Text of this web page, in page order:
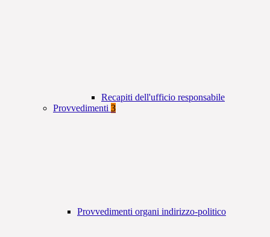
Recapiti dell'ufficio responsabile
Provvedimenti 3
Provvedimenti organi indirizzo-politico